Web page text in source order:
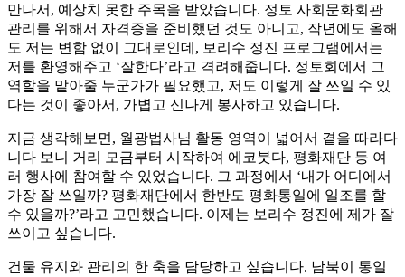
만나서, 예상치 못한 주목을 받았습니다. 정토 사회문화회관
관리를 위해서 자격증을 준비했던 것도 아니고, 작년에도 올해
도 저는 변함 없이 그대로인데, 보리수 정진 프로그램에서는
저를 환영해주고 ‘잘한다’라고 격려해줍니다. 정토회에서 그
역할을 맡아줄 누군가가 필요했고, 저도 이렇게 잘 쓰일 수 있
다는 것이 좋아서, 가볍고 신나게 봉사하고 있습니다.
지금 생각해보면, 월광법사님 활동 영역이 넓어서 곁을 따라다
니다 보니 거리 모금부터 시작하여 에코붓다, 평화재단 등 여
러 행사에 참여할 수 있었습니다. 그 과정에서 ‘내가 어디에서
가장 잘 쓰일까? 평화재단에서 한반도 평화통일에 일조를 할
수 있을까?’라고 고민했습니다. 이제는 보리수 정진에 제가 잘
쓰이고 싶습니다.
건물 유지와 관리의 한 축을 담당하고 싶습니다. 남북이 통일